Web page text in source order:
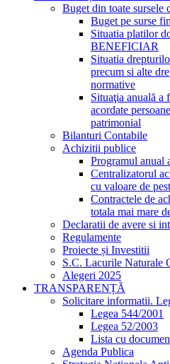
Buget din toate sursele
Buget pe surse
Situatia platilor
BENEFICIAR
Situatia
precum si alte
normative
Situaţia anuală a
acordate
patrimonial
Bilanturi Contabile
Achizitii publice
Programul anual
Centralizatorul
cu valoare de
Contractele de
totala mai mare
Declaratii de avere si
Regulamente
Proiecte și Investitii
S.C. Lacurile Naturale
Alegeri 2025
TRANSPARENȚĂ
Solicitare informatii.
Legea 544/2001
Legea 52/2003
Lista cu
Agenda Publica